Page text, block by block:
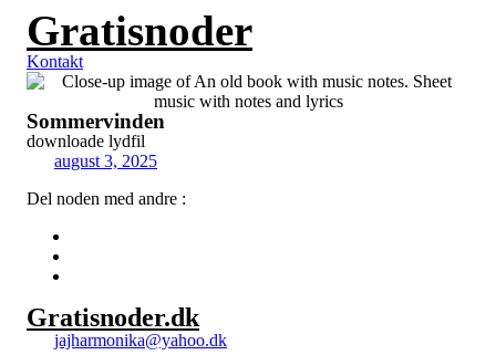
Videre
indhold
Gratisnoder
Kontakt
Sommervinden
downloade lydfil
august 3, 2025
Del noden med andre :
Gratisnoder.dk
jajharmonika@yahoo.dk